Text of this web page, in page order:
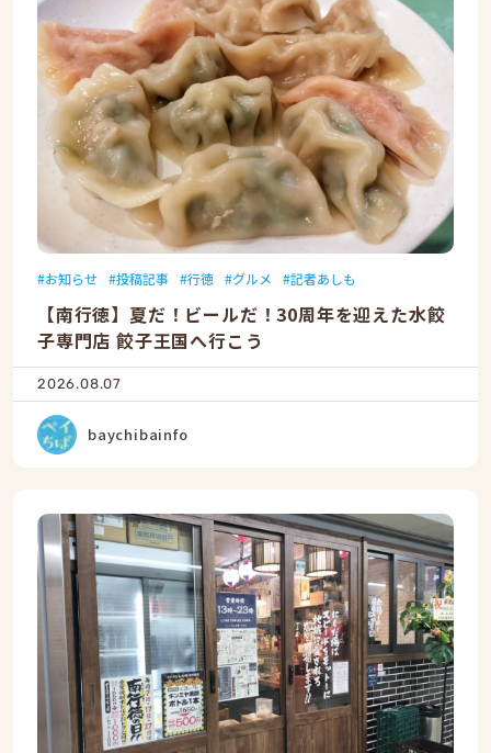
お知らせ 投稿記事 行徳 グルメ 記者あしも
【南行徳】夏だ！ビールだ！30周年を迎えた水餃
子専門店 餃子王国へ行こう
2026.08.07
baychibainfo